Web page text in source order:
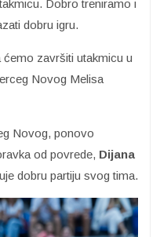
Dobro treniramo i
dobru igru.
završiti utakmicu u
Novog Melisa
Novog, ponovo
od povrede, Dijana
dobru partiju svog tima.